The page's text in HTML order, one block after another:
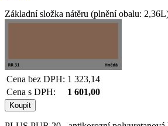
Základní složka nátěru (plnění obalu:
Cena bez DPH: 1 323,14
Cena s DPH:
1 601,00